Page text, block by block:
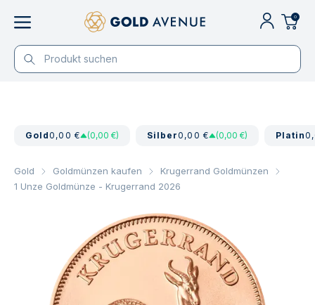
0
Gold0,00 € (0,00 €) Silber0,00 € (0,00 €) Platin
Gold Goldmünzen kaufen
Krugerrand Goldmünzen
1 Unze Goldmünze - Krugerrand 2026